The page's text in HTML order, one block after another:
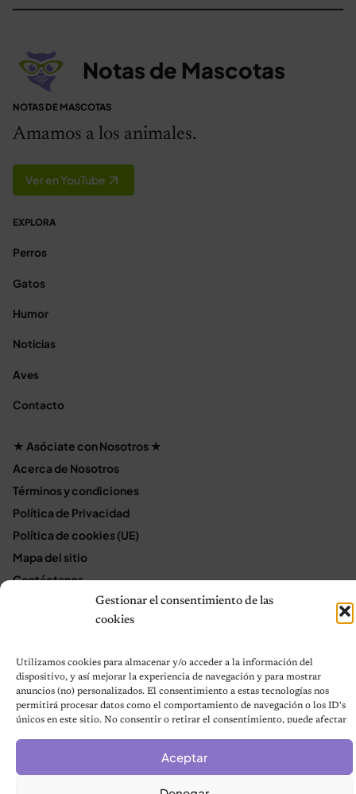
Gestionar el consentimiento de las
cookies
Utilizamos cookies para almacenar y/o acceder a la información del
dispositivo, y así mejorar la experiencia de navegación y para mostrar
anuncios (no) personalizados. El consentimiento a estas tecnologías nos
permitirá procesar datos como el comportamiento de navegación o los ID's
únicos en este sitio. No consentir o retirar el consentimiento, puede afectar
Aceptar
Notas de Mascotas
NOTAS DE MASCOTAS
Amamos a los animales.
Ver en YouTube
EXPLORA
Perros
Gatos
Humor
Noticias
Aves
Contacto
★ Asóciate con Nosotros ★
Acerca de Nosotros
Términos y condiciones
Política de Privacidad
Política de cookies (UE)
Mapa del sitio
Contáctanos
Terms and Conditions
© 2026 Notas de Mascotas
Política de privacidad